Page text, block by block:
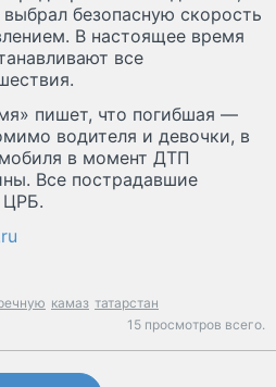
безопасную скорость
В настоящее время
все
пишет, что погибшая —
водителя и девочки, в
в момент ДТП
Все пострадавшие
ЦРБ.
камаз татарстан
15 просмотров всего.